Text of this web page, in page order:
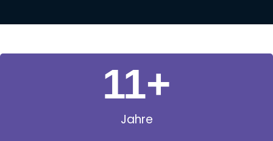
Jahre
11+